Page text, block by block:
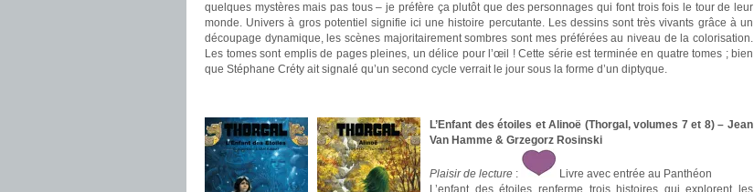
quelques mystères mais pas tous – je préfère ça plutôt que des personnages qui font trois fois le tour de leur
monde. Univers à gros potentiel signifie ici une histoire percutante. Les dessins sont très vivants grâce à un
découpage dynamique, les scènes majoritairement sombres sont mes préférées au niveau de la colorisation.
Les tomes sont emplis de pages pleines, un délice pour l’œil ! Cette série est terminée en quatre tomes ; bien
que Stéphane Créty ait signalé qu’un second cycle verrait le jour sous la forme d’un diptyque.
L’Enfant des étoiles et Alinoë (Thorgal, volumes 7 et 8) – Jean
Van Hamme & Grzegorz Rosinski
Plaisir de lecture :
Livre avec entrée au Panthéon
L’enfant des étoiles renferme trois histoires qui explorent les